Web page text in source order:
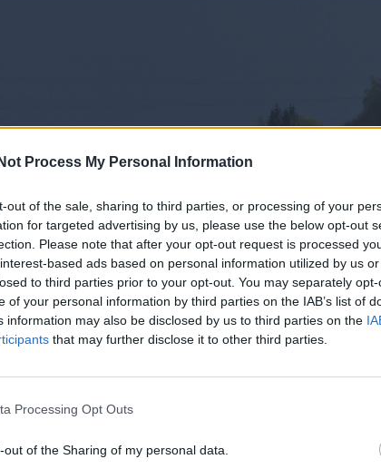
Process My Personal Information
out of the sale, sharing to third parties, or processing of your
for targeted advertising by us, please use the below opt-out
Please note that after your opt-out request is processed
based ads based on personal information utilized by us
to third parties prior to your opt-out. You may separately
of your personal information by third parties on the IAB’s list of
information may also be disclosed by us to third parties on the
that may further disclose it to other third parties.
Processing Opt Outs
out of the Sharing of my personal data.